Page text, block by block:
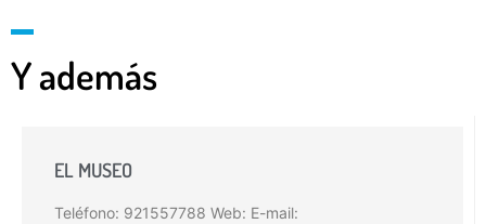
Y además
EL MUSEO
Teléfono: 921557788 Web: E-mail: